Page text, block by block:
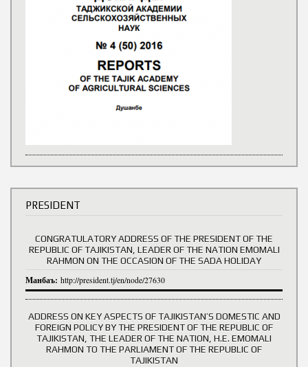
PRESIDENT
CONGRATULATORY ADDRESS OF THE PRESIDENT OF THE
REPUBLIC OF TAJIKISTAN, LEADER OF THE NATION EMOMALI
RAHMON ON THE OCCASION OF THE SADA HOLIDAY
Манбаъ: http://president.tj/en/node/27630
ADDRESS ON KEY ASPECTS OF TAJIKISTAN’S DOMESTIC AND
FOREIGN POLICY BY THE PRESIDENT OF THE REPUBLIC OF
TAJIKISTAN, THE LEADER OF THE NATION, H.E. EMOMALI
RAHMON TO THE PARLIAMENT OF THE REPUBLIC OF
TAJIKISTAN